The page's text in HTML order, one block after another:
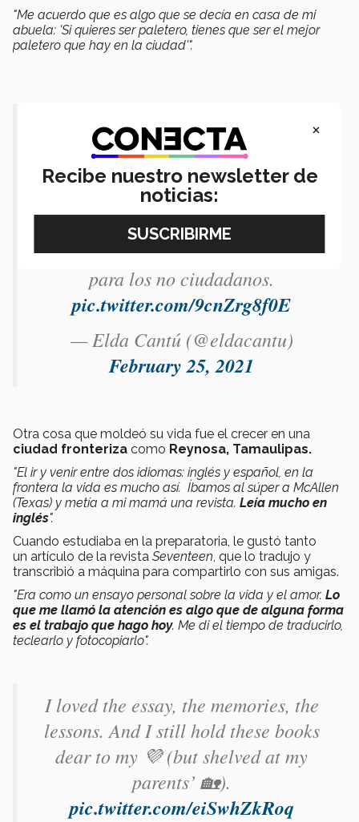
"Me acuerdo que es algo que se decía en casa de mi
abuela: 'Si quieres ser paletero, tienes que ser el mejor
paletero que hay en la ciudad'".
Mi hermano y yo, en La Plaza Mall
de McALLEN, Texas, en los años 80.
Crecimos del otro lado, en Reynosa,
yendo y viniendo entre las dos
ciudades. Ahora va a cumplirse un
año con la frontera terrestre cerrada
para los no ciudadanos.
pic.twitter.com/9cnZrg8f0E
— Elda Cantú (@eldacantu)
February 25, 2021
Otra cosa que moldeó su vida fue el crecer en una
ciudad fronteriza como Reynosa, Tamaulipas.
"El ir y venir entre dos idiomas: inglés y español, en la
frontera la vida es mucho así. Íbamos al súper a McAllen
(Texas) y metía a mi mamá una revista. Leía mucho en
inglés".
Cuando estudiaba en la preparatoria, le gustó tanto
un artículo de la revista Seventeen, que lo tradujo y
transcribió a máquina para compartirlo con sus amigas.
"Era como un ensayo personal sobre la vida y el amor. Lo
que me llamó la atención es algo que de alguna forma
es el trabajo que hago hoy. Me di el tiempo de traducirlo,
teclearlo y fotocopiarlo".
I loved the essay, the memories, the
lessons. And I still hold these books
dear to my 💜 (but shelved at my
parents’ 🏡).
pic.twitter.com/eiSwhZkRoq
×
Recibe nuestro newsletter de
noticias: